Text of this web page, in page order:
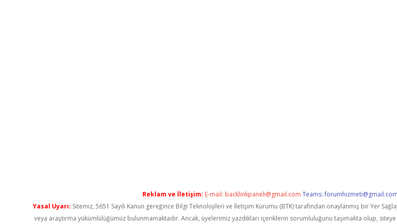
Reklam ve İletişim: E-mail: backlinkpaneli@gmail.com Teams:forumhizmeti@gmail.com
Yasal Uyarı: Sitemiz, 5651 Sayılı Kanun gereğince Bilgi Teknolojileri ve İletişim Kurumu (BTK) tarafından onaylanmış bir Yer
veya araştırma yükümlülüğümüz bulunmamaktadır. Ancak, üyelerimiz yazdıkları içeriklerin sorumluluğunu taşımakta olup,